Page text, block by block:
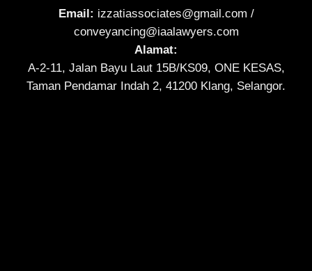
Email: izzatiassociates@gmail.com /
conveyancing@iaalawyers.com
Alamat:
A-2-11, Jalan Bayu Laut 15B/KS09, ONE KESAS,
Taman Pendamar Indah 2, 41200 Klang, Selangor.